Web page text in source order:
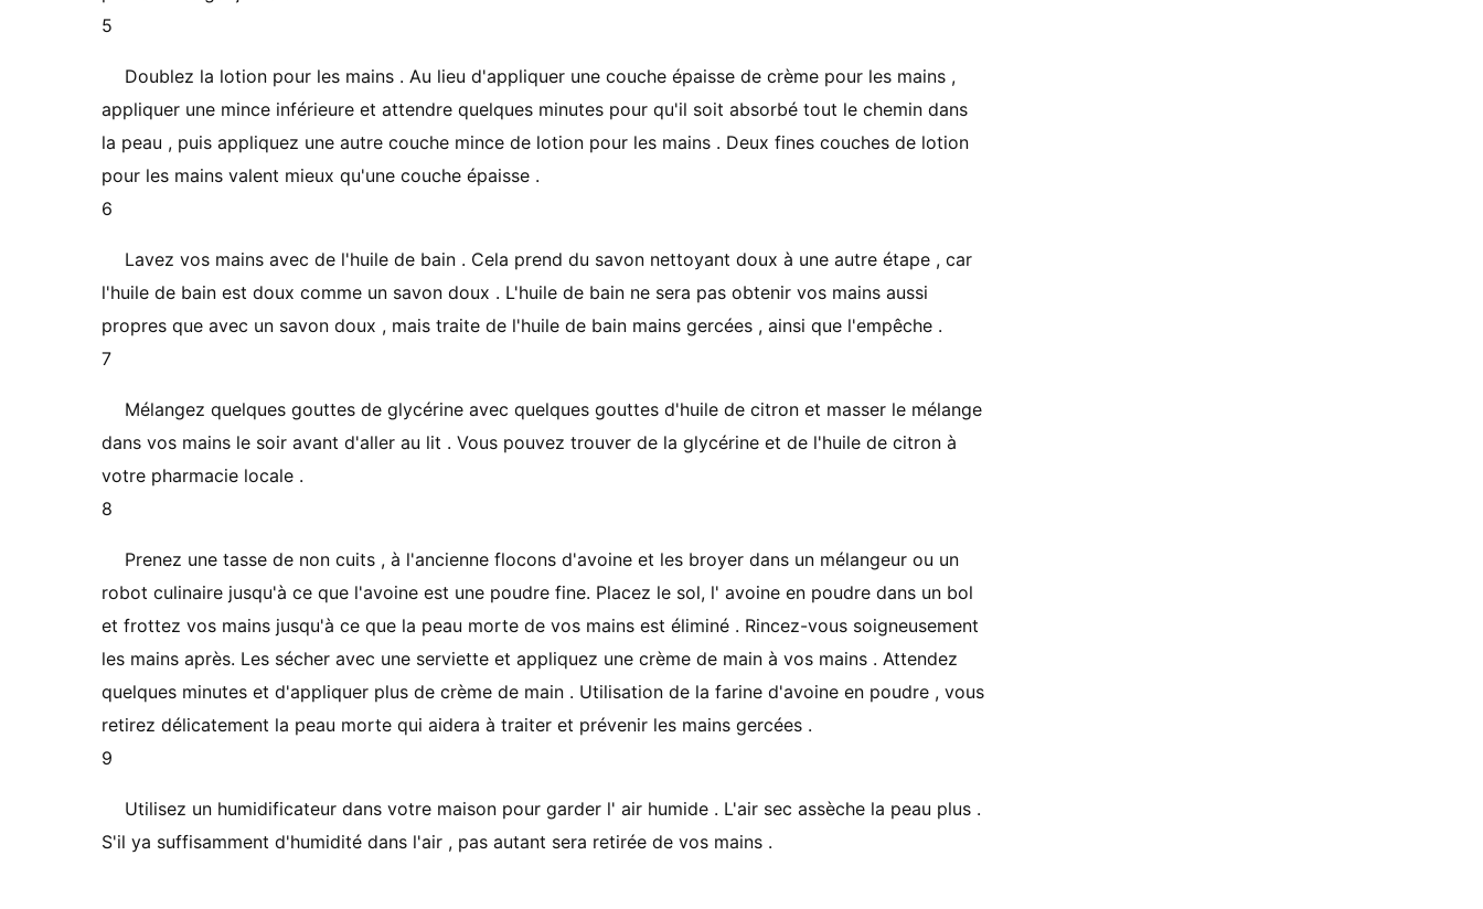
5
Doublez la lotion pour les mains . Au lieu d'appliquer une couche épaisse de crème pour les mains ,
appliquer une mince inférieure et attendre quelques minutes pour qu'il soit absorbé tout le chemin dans
la peau , puis appliquez une autre couche mince de lotion pour les mains . Deux fines couches de lotion
pour les mains valent mieux qu'une couche épaisse .
6
Lavez vos mains avec de l'huile de bain . Cela prend du savon nettoyant doux à une autre étape , car
l'huile de bain est doux comme un savon doux . L'huile de bain ne sera pas obtenir vos mains aussi
propres que avec un savon doux , mais traite de l'huile de bain mains gercées , ainsi que l'empêche .
7
Mélangez quelques gouttes de glycérine avec quelques gouttes d'huile de citron et masser le mélange
dans vos mains le soir avant d'aller au lit . Vous pouvez trouver de la glycérine et de l'huile de citron à
votre pharmacie locale .
8
Prenez une tasse de non cuits , à l'ancienne flocons d'avoine et les broyer dans un mélangeur ou un
robot culinaire jusqu'à ce que l'avoine est une poudre fine. Placez le sol, l' avoine en poudre dans un bol
et frottez vos mains jusqu'à ce que la peau morte de vos mains est éliminé . Rincez-vous soigneusement
les mains après. Les sécher avec une serviette et appliquez une crème de main à vos mains . Attendez
quelques minutes et d'appliquer plus de crème de main . Utilisation de la farine d'avoine en poudre , vous
retirez délicatement la peau morte qui aidera à traiter et prévenir les mains gercées .
9
Utilisez un humidificateur dans votre maison pour garder l' air humide . L'air sec assèche la peau plus .
S'il ya suffisamment d'humidité dans l'air , pas autant sera retirée de vos mains .